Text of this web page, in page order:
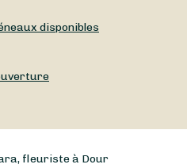
disponibles
fleuriste à Dour